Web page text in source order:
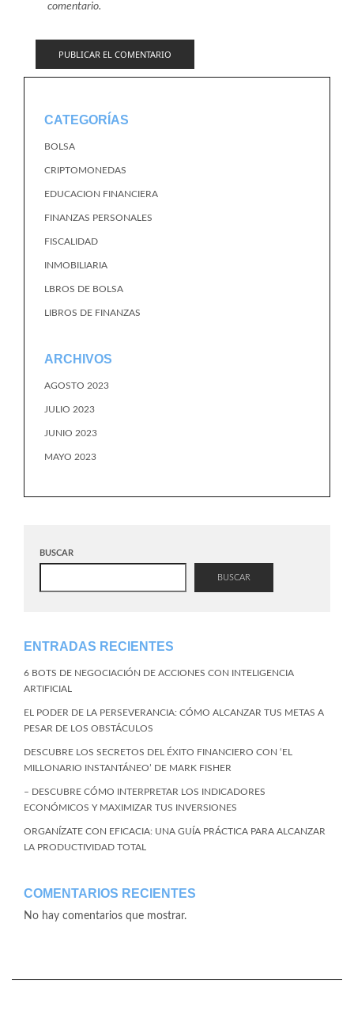
comentario.
CATEGORÍAS
BOLSA
CRIPTOMONEDAS
EDUCACION FINANCIERA
FINANZAS PERSONALES
FISCALIDAD
INMOBILIARIA
LBROS DE BOLSA
LIBROS DE FINANZAS
ARCHIVOS
AGOSTO 2023
JULIO 2023
JUNIO 2023
MAYO 2023
BUSCAR
BUSCAR
ENTRADAS RECIENTES
6 BOTS DE NEGOCIACIÓN DE ACCIONES CON INTELIGENCIA
ARTIFICIAL
EL PODER DE LA PERSEVERANCIA: CÓMO ALCANZAR TUS METAS A
PESAR DE LOS OBSTÁCULOS
DESCUBRE LOS SECRETOS DEL ÉXITO FINANCIERO CON ‘EL
MILLONARIO INSTANTÁNEO’ DE MARK FISHER
– DESCUBRE CÓMO INTERPRETAR LOS INDICADORES
ECONÓMICOS Y MAXIMIZAR TUS INVERSIONES
ORGANÍZATE CON EFICACIA: UNA GUÍA PRÁCTICA PARA ALCANZAR
LA PRODUCTIVIDAD TOTAL
COMENTARIOS RECIENTES
No hay comentarios que mostrar.